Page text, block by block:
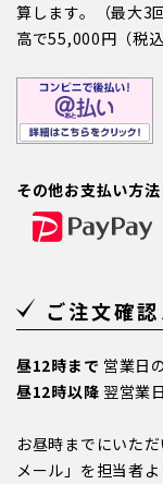
算します。（最大3
高で55,000円（税
その他お支払い方法
ご注文確
昼12時まで 営業日
昼12時以降 翌営業
お昼時までにいた
メール」を担当者